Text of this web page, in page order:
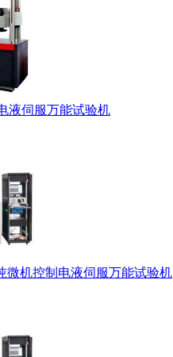
液伺服万能试验机
微机控制电液伺服万能试验机